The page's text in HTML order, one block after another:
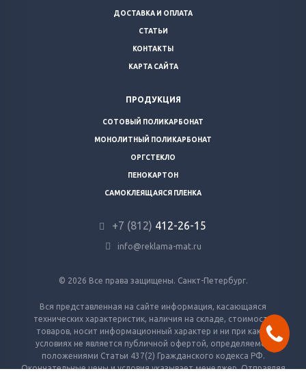
ДОСТАВКА И ОПЛАТА
СТАТЬИ
КОНТАКТЫ
КАРТА САЙТА
ПРОДУКЦИЯ
СОТОВЫЙ ПОЛИКАРБОНАТ
МОНОЛИТНЫЙ ПОЛИКАРБОНАТ
ОРГСТЕКЛО
ПЕНОКАРТОН
САМОКЛЕЯЩАЯСЯ ПЛЕНКА
+7 (812) 412-26-15
info@reklama-mat.ru
© 2026 Все права защищены. Санкт-Петербург.
Вся представленная на сайте информация, касающаяся
технических характеристик, наличия на складе, стоимости
товаров, носит информационный характер и ни при каких
условиях не является публичной офертой, определяемой
положениями Статьи 437(2) Гражданского кодекса РФ.
Окончательные цены и условия указывает менеджер. Отправляя